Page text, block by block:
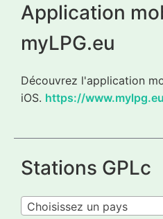
Application
myLPG.eu
Découvrez l'application
iOS. https://
Stations GPLc
Choisissez un pays